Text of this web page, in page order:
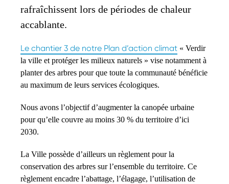
rafraîchissent lors de périodes de chaleur
accablante.
Le chantier 3 de notre Plan d’action climat « Verdir
la ville et protéger les milieux naturels » vise notamment à
planter des arbres pour que toute la communauté bénéficie
au maximum de leurs services écologiques.
Nous avons l’objectif d’augmenter la canopée urbaine
pour qu’elle couvre au moins 30 % du territoire d’ici
2030.
La Ville possède d’ailleurs un règlement pour la
conservation des arbres sur l’ensemble du territoire. Ce
règlement encadre l’abattage, l’élagage, l’utilisation de